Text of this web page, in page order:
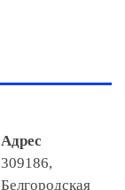
Адрес
309186,
Белгородская